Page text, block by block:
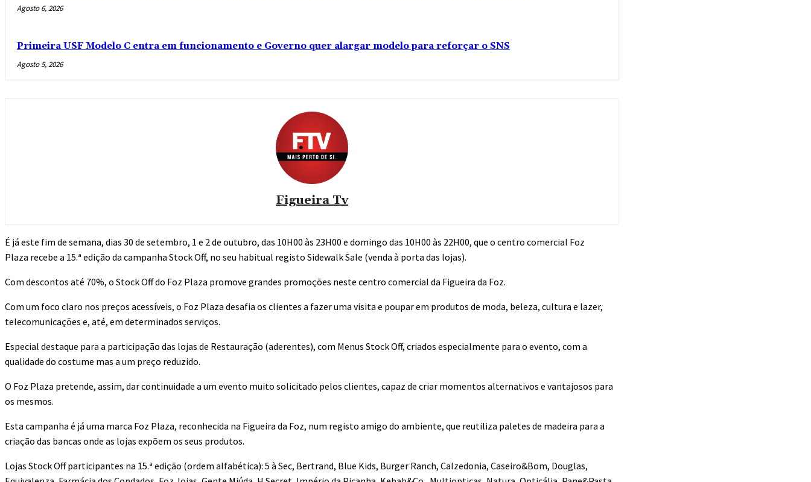
Agosto 6, 2026
Primeira USF Modelo C entra em funcionamento e Governo quer alargar modelo para reforçar o SNS
Agosto 5, 2026
Figueira Tv
É já este fim de semana, dias 30 de setembro, 1 e 2 de outubro, das 10H00 às 23H00 e domingo das 10H00 às 22H00, que o centro comercial Foz
Plaza recebe a 15.ª edição da campanha Stock Off, no seu habitual registo Sidewalk Sale (venda à porta das lojas).
Com descontos até 70%, o Stock Off do Foz Plaza promove grandes promoções neste centro comercial da Figueira da Foz.
Com um foco claro nos preços acessíveis, o Foz Plaza desafia os clientes a fazer uma visita e poupar em produtos de moda, beleza, cultura e lazer,
telecomunicações e, até, em determinados serviços.
Especial destaque para a participação das lojas de Restauração (aderentes), com Menus Stock Off, criados especialmente para o evento, com a
qualidade do costume mas a um preço reduzido.
O Foz Plaza pretende, assim, dar continuidade a um evento muito solicitado pelos clientes, capaz de criar momentos alternativos e vantajosos para
os mesmos.
Esta campanha é já uma marca Foz Plaza, reconhecida na Figueira da Foz, num registo amigo do ambiente, que reutiliza paletes de madeira para a
criação das bancas onde as lojas expõem os seus produtos.
Lojas Stock Off participantes na 15.ª edição (ordem alfabética): 5 à Sec, Bertrand, Blue Kids, Burger Ranch, Calzedonia, Caseiro&Bom, Douglas,